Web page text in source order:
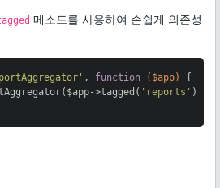
메소드를 사용하여 손쉽게 의존성
, function ($app)
{
>tagged( 'reports' ));